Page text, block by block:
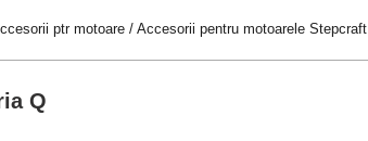
ptr motoare / Accesorii pentru motoarele Stepcraft
Q